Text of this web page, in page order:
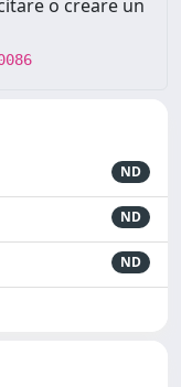
o creare un
ND
ND
ND